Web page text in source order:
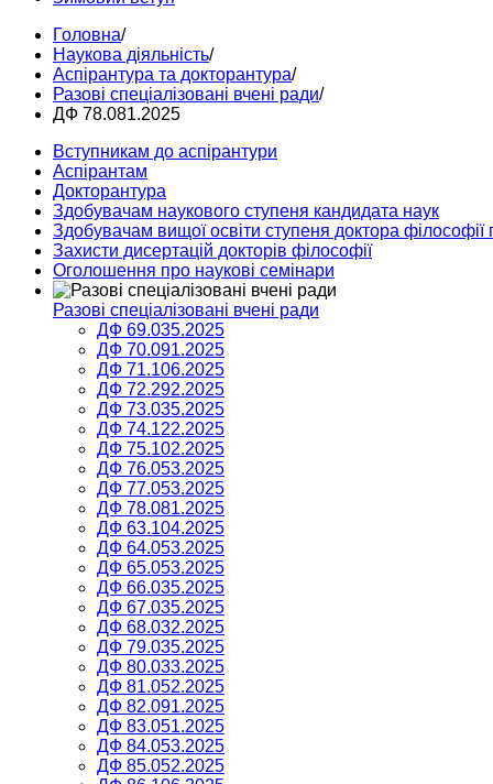
Головна/
Наукова діяльність/
Аспірантура та докторантура/
Разові спеціалізовані вчені ради/
ДФ 78.081.2025
Вступникам до аспірантури
Аспірантам
Докторантура
Здобувачам наукового ступеня кандидата наук
Здобувачам вищої освіти ступеня доктора філософії
Захисти дисертацій докторів філософії
Оголошення про наукові семінари
Разові спеціалізовані вчені ради
ДФ 69.035.2025
ДФ 70.091.2025
ДФ 71.106.2025
ДФ 72.292.2025
ДФ 73.035.2025
ДФ 74.122.2025
ДФ 75.102.2025
ДФ 76.053.2025
ДФ 77.053.2025
ДФ 78.081.2025
ДФ 63.104.2025
ДФ 64.053.2025
ДФ 65.053.2025
ДФ 66.035.2025
ДФ 67.035.2025
ДФ 68.032.2025
ДФ 79.035.2025
ДФ 80.033.2025
ДФ 81.052.2025
ДФ 82.091.2025
ДФ 83.051.2025
ДФ 84.053.2025
ДФ 85.052.2025